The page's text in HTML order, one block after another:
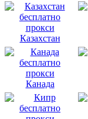
Казахстан
Канада